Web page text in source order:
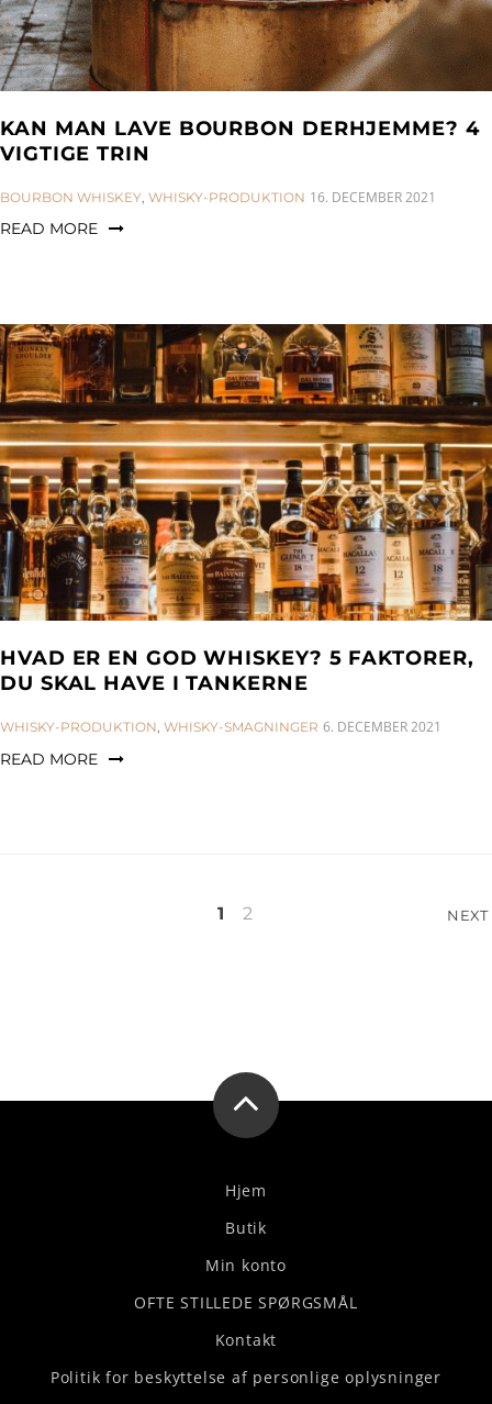
KAN MAN LAVE BOURBON DERHJEMME? 4
VIGTIGE TRIN
CATEGORIES:
BOURBON WHISKEY WHISKY-PRODUKTION 16. DECEMBER 2021
READ MORE
HVAD ER EN GOD WHISKEY? 5 FAKTORER,
DU SKAL HAVE I TANKERNE
CATEGORIES:
WHISKY-PRODUKTION, WHISKY-SMAGNINGER 6. DECEMBER 2021
READ MORE
Indlægsinddeling
1 2 NEXT
Hjem
Butik
Min konto
OFTE STILLEDE SPØRGSMÅL
Kontakt
Politik for beskyttelse af personlige oplysninger